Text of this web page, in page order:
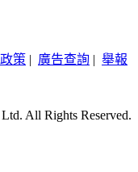
策 | 廣告查詢 | 舉報
All Rights Reserved.